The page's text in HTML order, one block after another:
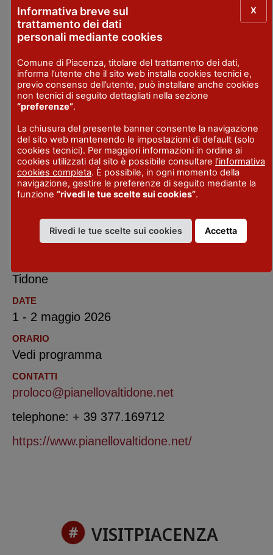
Dove: Piazza Mercato
Cena sotto il tendone
Quando: sabato 2 maggio, ore 19
Serata danzante con Omar
Codazzi
Quando: venerdì 1 maggio, dalle ore 19
Dove: Piazza Mercato
Ingresso a offerta
LUOGO
Tidone
DATE
1 - 2 maggio 2026
ORARIO
Vedi programma
CONTATTI
proloco@pianellovaltidone.net
telephone: + 39 377.169712
https://www.pianellovaltidone.net/
VISITPIACENZA
Informativa breve sul
trattamento dei dati
personali mediante cookies
Comune di Piacenza, titolare del trattamento dei dati,
informa l’utente che il sito web installa cookies tecnici e,
previo consenso dell’utente, può installare anche cookies
non tecnici di seguito dettagliati nella sezione
“preferenze”.
La chiusura del presente banner consente la navigazione
del sito web mantenendo le impostazioni di default (solo
cookies tecnici). Per maggiori informazioni in ordine ai
cookies utilizzati dal sito è possibile consultare l’informativa
cookies completa. È possibile, in ogni momento della
navigazione, gestire le preferenze di seguito mediante la
funzione “rivedi le tue scelte sui cookies”.
Rivedi le tue scelte sui cookies Accetta
X